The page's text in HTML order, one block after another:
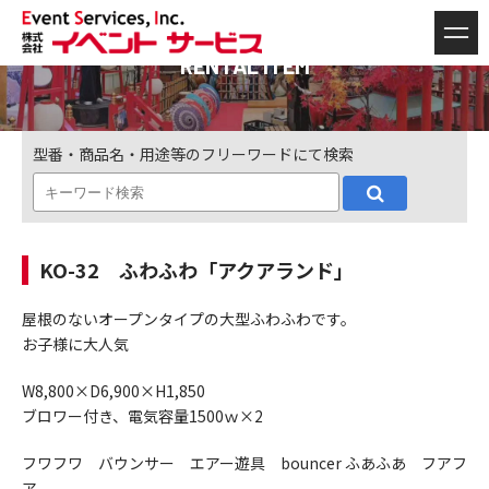
RENTAL ITEM
型番・商品名・用途等のフリーワードにて検索
KO-32 ふわふわ「アクアランド」
屋根のないオープンタイプの大型ふわふわです。
お子様に大人気
W8,800×D6,900×H1,850
ブロワー付き、電気容量1500ｗ×2
フワフワ バウンサー エアー遊具 bouncer ふあふあ フアフ